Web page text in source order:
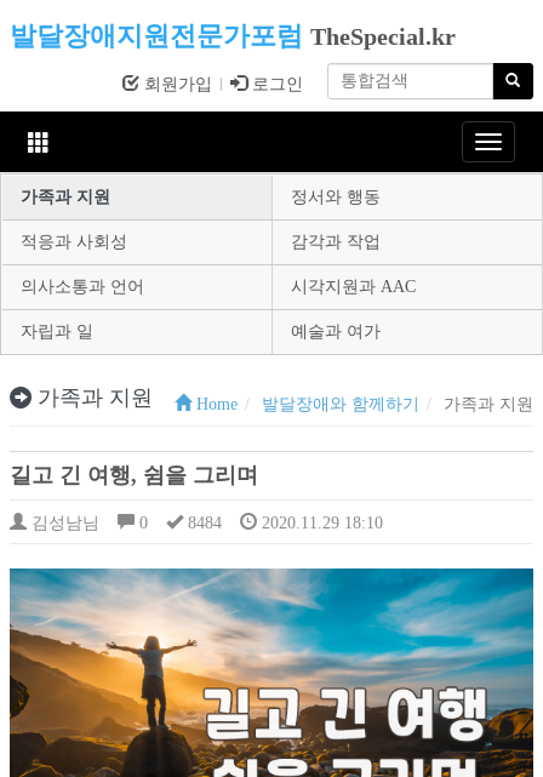
발달장애지원전문가포럼 TheSpecial.kr
회원가입 로그인
Toggle
가족과 지원
정서와 행동
적응과 사회성 감각과 작업
의사소통과 언어 시각지원과 AAC
자립과 일 예술과 여가
가족과 지원 Home 발달장애와 함께하기 가족과 지원
길고 긴 여행, 쉼을 그리며
김성남님 0 8484 2020.11.29 18:10